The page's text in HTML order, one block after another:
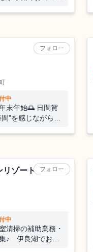
フォロー
中
末年始🌅 日間賀
”を感じながら働
フォロー
リゾート
中
清掃の補助業務・
♪ 伊良湖でおて